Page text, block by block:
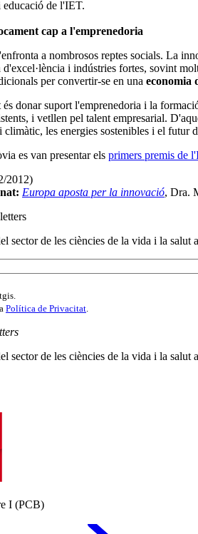
educació de l'IET.
cap a l'emprenedoria
a nombrosos reptes socials. La
d'excel·lència i indústries fortes, sovint
per convertir-se en una economia
donar suport l'emprenedoria i la
i vetllen pel talent empresarial.
les energies sostenibles i el futur
es van presentar els primers premis de
2012)
Europa aposta per la innovació, Dra.
sector de les ciències de la vida i la salut
Política de Privacitat.
sector de les ciències de la vida i la salut
I (PCB)